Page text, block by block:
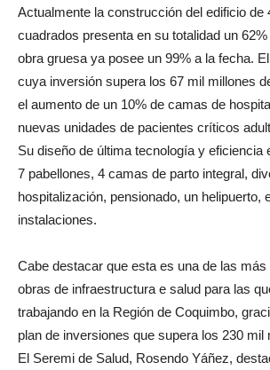
Actualmente la construcción del edificio de
cuadrados presenta en su totalidad un
obra gruesa ya posee un 99% a la fecha.
cuya inversión supera los 67 mil millones
el aumento de un 10% de camas de
nuevas unidades de pacientes críticos
Su diseño de última tecnología y eficiencia
7 pabellones, 4 camas de parto integral,
hospitalización, pensionado, un helipuerto,
instalaciones.
Cabe destacar que esta es una de las más
obras de infraestructura e salud para las
trabajando en la Región de Coquimbo,
plan de inversiones que supera los 230 mil
El Seremi de Salud, Rosendo Yáñez,